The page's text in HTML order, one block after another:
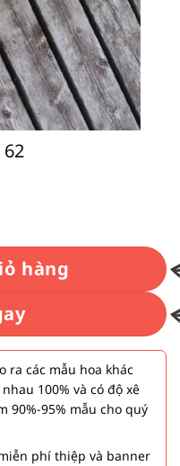
hàng
ra các mẫu hoa khác
100% và có độ xê
90%-95% mẫu cho quý
phí thiệp và banner